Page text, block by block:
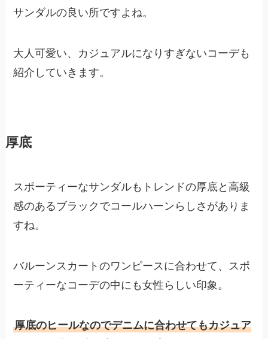
サンダルの良い所ですよね。
大人可愛い、カジュアルになりすぎないコーデも
紹介していきます。
厚底
スポーティーなサンダルもトレンドの厚底と高級
感のあるブラックでコールハーンらしさがありま
すね。
バルーンスカートのワンピースに合わせて、スポ
ーティーなコーデの中にも女性らしい印象。
厚底のヒールなのでデニムに合わせてもカジュア